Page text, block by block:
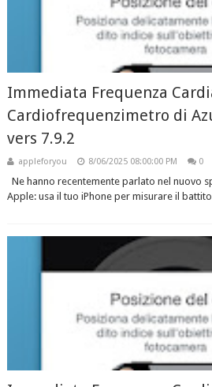
Immediata Frequenza
Cardiofrequenzimetro di
vers 7.9.2
appleforyou 8/06/2025 08:00:00 PM 0
Ne hanno recentemente parlato nel nuovo
Apple: usa il tuo iPhone per misurare il battito